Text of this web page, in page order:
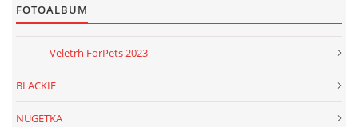
FOTOALBUM
_______Veletrh ForPets 2023
BLACKIE
NUGETKA